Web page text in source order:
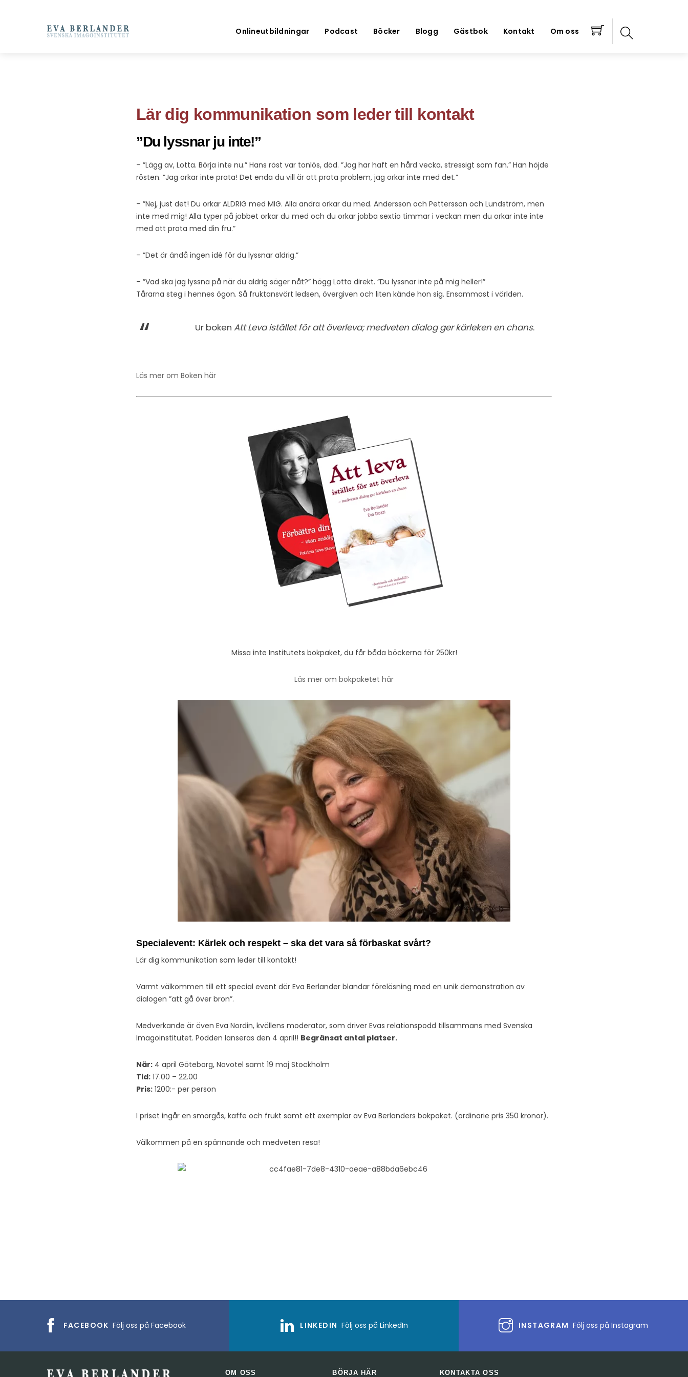
Onlineutbildningar Podcast Böcker Blogg Gästbok Kontakt Om oss
Lär dig kommunikation som leder till kontakt
”Du lyssnar ju inte!”
– ”Lägg av, Lotta. Börja inte nu.” Hans röst var tonlös, död. ”Jag har haft en hård vecka, stressigt som fan.” Han höjde
rösten. ”Jag orkar inte prata! Det enda du vill är att prata problem, jag orkar inte med det.”
– ”Nej, just det! Du orkar ALDRIG med MIG. Alla andra orkar du med. Andersson och Pettersson och Lundström, men
inte med mig! Alla typer på jobbet orkar du med och du orkar jobba sextio timmar i veckan men du orkar inte inte
med att prata med din fru.”
– ”Det är ändå ingen idé för du lyssnar aldrig.”
– ”Vad ska jag lyssna på när du aldrig säger nåt?” högg Lotta direkt. ”Du lyssnar inte på mig heller!”
Tårarna steg i hennes ögon. Så fruktansvärt ledsen, övergiven och liten kände hon sig. Ensammast i världen.
Ur bokenAtt Leva istället för att överleva; medveten dialog ger kärleken en chans.
Läs mer om Boken här
Missa inte Institutets bokpaket, du får båda böckerna för 250kr!
Läs mer om bokpaketet här
Specialevent: Kärlek och respekt – ska det vara så förbaskat svårt?
Lär dig kommunikation som leder till kontakt!
Varmt välkommen till ett special event där Eva Berlander blandar föreläsning med en unik demonstration av
dialogen ”att gå över bron”.
Medverkande är även Eva Nordin, kvällens moderator, som driver Evas relationspodd tillsammans med Svenska
Imagoinstitutet. Podden lanseras den 4 april!! Begränsat antal platser.
När: 4 april Göteborg, Novotel samt 19 maj Stockholm
Tid: 17.00 – 22.00
Pris: 1200:- per person
I priset ingår en smörgås, kaffe och frukt samt ett exemplar av Eva Berlanders bokpaket. (ordinarie pris 350 kronor).
Välkommen på en spännande och medveten resa!
FACEBOOK Följ oss på Facebook LINKEDIN Följ oss på LinkedIn INSTAGRAM Följ oss på Instagram
OM OSS BÖRJA HÄR KONTAKTA OSS